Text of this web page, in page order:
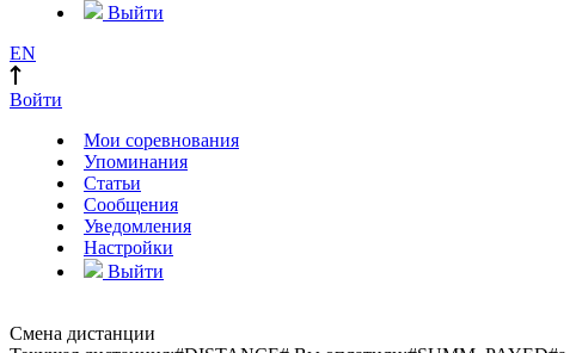
Выйти
EN
Войти
Мои соревнования
Упоминания
Статьи
Сообщения
Уведомления
Настройки
Выйти
Смена дистанции